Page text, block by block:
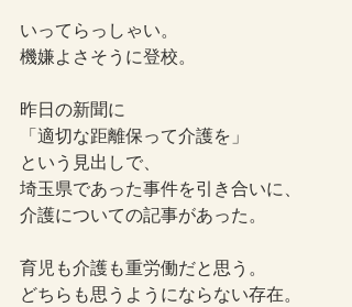
いってらっしゃい。
機嫌よさそうに登校。
昨日の新聞に
「適切な距離保って介護を」
という見出しで、
埼玉県であった事件を引き合いに、
介護についての記事があった。
育児も介護も重労働だと思う。
どちらも思うようにならない存在。